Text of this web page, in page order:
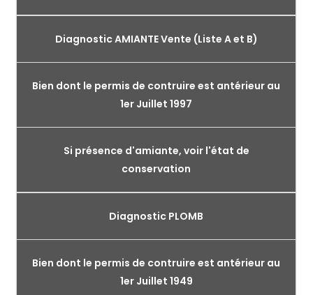
Diagnostic AMIANTE Vente (Liste A et B)
Bien dont le permis de contruire est antérieur au
1er Juillet 1997
Si présence d'amiante, voir l'état de
conservation
Diagnostic PLOMB
Bien dont le permis de contruire est antérieur au
1er Juillet 1949